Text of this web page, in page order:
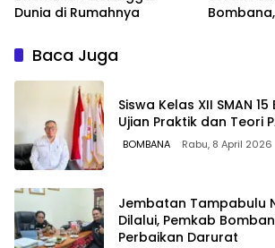
Dunia di Rumahnya
Baca Juga
Siswa Kelas XII SMAN
Ujian Praktik dan Teori
BOMBANA Rabu, 8 April 2026
Jembatan Tampabulu
Dilalui, Pemkab
Perbaikan Darurat